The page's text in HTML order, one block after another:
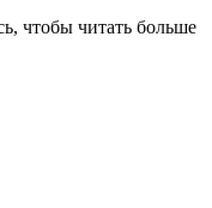
чтобы читать больше